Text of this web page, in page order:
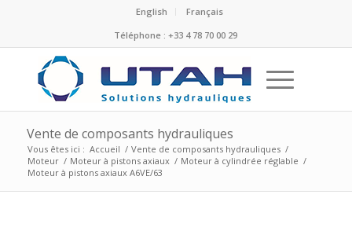
English
Français
Téléphone : +33 4 78 70 00 29
Vente de composants hydrauliques
Vous êtes ici : Accueil / Vente de composants hydrauliques /
Moteur / Moteur à pistons axiaux / Moteur à cylindrée réglable /
Moteur à pistons axiaux A6VE/63